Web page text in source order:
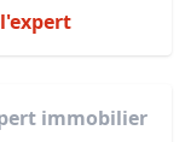
immobilier